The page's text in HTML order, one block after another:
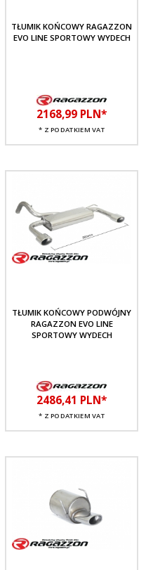
TŁUMIK KOŃCOWY RAGAZZON
EVO LINE SPORTOWY WYDECH
2168,99 PLN*
* Z PODATKIEM VAT
TŁUMIK KOŃCOWY PODWÓJNY
RAGAZZON EVO LINE
SPORTOWY WYDECH
2486,41 PLN*
* Z PODATKIEM VAT